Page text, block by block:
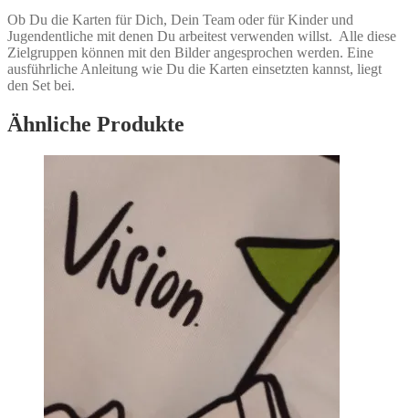
Ob Du die Karten für Dich, Dein Team oder für Kinder und
Jugendentliche mit denen Du arbeitest verwenden willst. Alle diese
Zielgruppen können mit den Bilder angesprochen werden. Eine
ausführliche Anleitung wie Du die Karten einsetzten kannst, liegt
den Set bei.
Ähnliche Produkte